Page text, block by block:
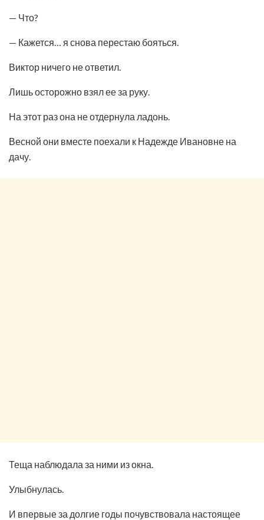
— Что?
— Кажется… я снова перестаю бояться.
Виктор ничего не ответил.
Лишь осторожно взял ее за руку.
На этот раз она не отдернула ладонь.
Весной они вместе поехали к Надежде Ивановне на
дачу.
Теща наблюдала за ними из окна.
Улыбнулась.
И впервые за долгие годы почувствовала настоящее